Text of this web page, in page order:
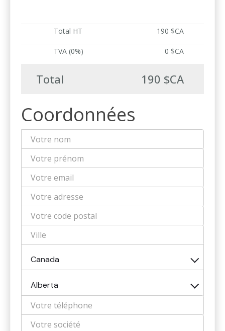
Total HT 190 $CA
TVA (0%) 0 $CA
Total 190 $CA
Coordonnées
Canada
Alberta